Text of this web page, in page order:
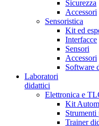
Sicurezza
Accessori
Sensoristica
Kit ed
Interfacce
Sensori
Accessori
Software
Laboratori
didattici
Elettronica e
Kit
Strumenti
Trainer